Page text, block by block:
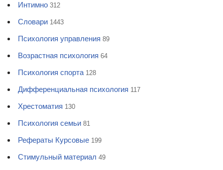
Интимно 312
Словари 1443
Психология управления 89
Возрастная психология 64
Психология спорта 128
Дифференциальная психология 117
Хрестоматия 130
Психология семьи 81
Рефераты Курсовые 199
Стимульный материал 49